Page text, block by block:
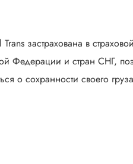
застрахована в
Федерации и стран СНГ,
о сохранности своего